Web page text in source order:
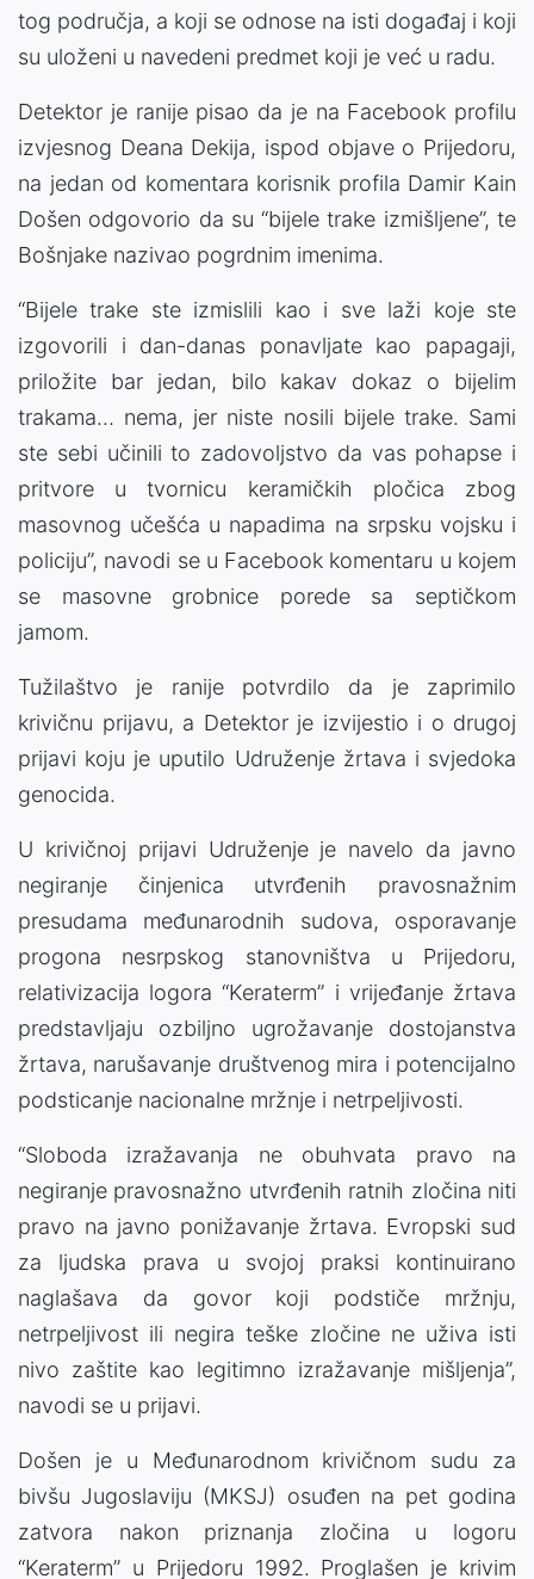
tog područja, a koji se odnose na isti događaj i koji
su uloženi u navedeni predmet koji je već u radu.
Detektor je ranije pisao da je na Facebook profilu
izvjesnog Deana Dekija, ispod objave o Prijedoru,
na jedan od komentara korisnik profila Damir Kain
Došen odgovorio da su “bijele trake izmišljene”, te
Bošnjake nazivao pogrdnim imenima.
“Bijele trake ste izmislili kao i sve laži koje ste
izgovorili i dan-danas ponavljate kao papagaji,
priložite bar jedan, bilo kakav dokaz o bijelim
trakama… nema, jer niste nosili bijele trake. Sami
ste sebi učinili to zadovoljstvo da vas pohapse i
pritvore u tvornicu keramičkih pločica zbog
masovnog učešća u napadima na srpsku vojsku i
policiju”, navodi se u Facebook komentaru u kojem
se masovne grobnice porede sa septičkom
jamom.
Tužilaštvo je ranije potvrdilo da je zaprimilo
krivičnu prijavu, a Detektor je izvijestio i o drugoj
prijavi koju je uputilo Udruženje žrtava i svjedoka
genocida.
U krivičnoj prijavi Udruženje je navelo da javno
negiranje činjenica utvrđenih pravosnažnim
presudama međunarodnih sudova, osporavanje
progona nesrpskog stanovništva u Prijedoru,
relativizacija logora “Keraterm” i vrijeđanje žrtava
predstavljaju ozbiljno ugrožavanje dostojanstva
žrtava, narušavanje društvenog mira i potencijalno
podsticanje nacionalne mržnje i netrpeljivosti.
“Sloboda izražavanja ne obuhvata pravo na
negiranje pravosnažno utvrđenih ratnih zločina niti
pravo na javno ponižavanje žrtava. Evropski sud
za ljudska prava u svojoj praksi kontinuirano
naglašava da govor koji podstiče mržnju,
netrpeljivost ili negira teške zločine ne uživa isti
nivo zaštite kao legitimno izražavanje mišljenja”,
navodi se u prijavi.
Došen je u Međunarodnom krivičnom sudu za
bivšu Jugoslaviju (MKSJ) osuđen na pet godina
zatvora nakon priznanja zločina u logoru
“Keraterm” u Prijedoru 1992. Proglašen je krivim